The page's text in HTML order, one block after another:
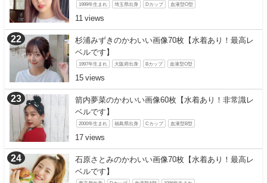
1999年生まれ 埼玉県出身 Dカップ 血液型O型
11
杉浦みずきのかわいい画像70枚【水着あり！最高レ
ベルです】
1997年生まれ 大阪府出身 Bカップ 血液型O型
15
箭内夢菜のかわいい画像60枚【水着あり！非常識レ
ベルです】
2000年生まれ 福島県出身 Cカップ 血液型B型
17
石原さとみのかわいい画像70枚【水着あり！最高レ
ベルです】